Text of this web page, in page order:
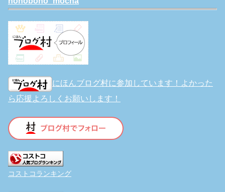
にほんブログ村に参加しています！よかった
ら応援よろしくお願いします！
コストコランキング